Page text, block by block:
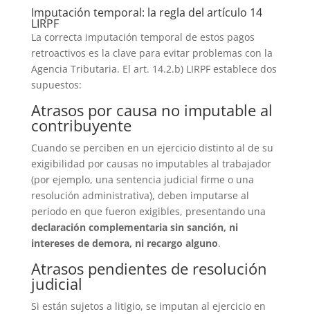
Imputación temporal: la regla del artículo 14
LIRPF
La correcta imputación temporal de estos pagos
retroactivos es la clave para evitar problemas con la
Agencia Tributaria. El art. 14.2.b) LIRPF establece dos
supuestos:
Atrasos por causa no imputable al
contribuyente
Cuando se perciben en un ejercicio distinto al de su
exigibilidad por causas no imputables al trabajador
(por ejemplo, una sentencia judicial firme o una
resolución administrativa), deben imputarse al
periodo en que fueron exigibles, presentando una
declaración complementaria sin sanción, ni
intereses de demora, ni recargo alguno.
Atrasos pendientes de resolución
judicial
Si están sujetos a litigio, se imputan al ejercicio en